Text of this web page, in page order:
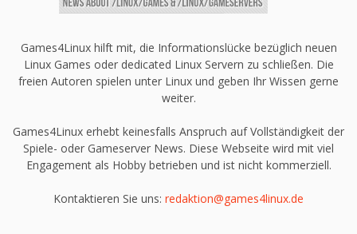
Games4Linux hilft mit, die Informationslücke bezüglich neuen
Linux Games oder dedicated Linux Servern zu schließen. Die
freien Autoren spielen unter Linux und geben Ihr Wissen gerne
weiter.
Games4Linux erhebt keinesfalls Anspruch auf Vollständigkeit der
Spiele- oder Gameserver News. Diese Webseite wird mit viel
Engagement als Hobby betrieben und ist nicht kommerziell.
Kontaktieren Sie uns: redaktion@games4linux.de